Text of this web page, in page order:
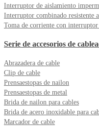
Interruptor de aislamiento
Interruptor combinado resistente
Toma de corriente con interruptor
Serie de accesorios de
Abrazadera de cable
Clip de cable
Prensaestopas de nailon
Prensaestopas de metal
Brida de nailon para cables
Brida de acero inoxidable para
Marcador de cable